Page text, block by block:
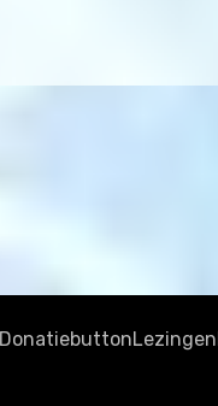
DonatiebuttonLezingen